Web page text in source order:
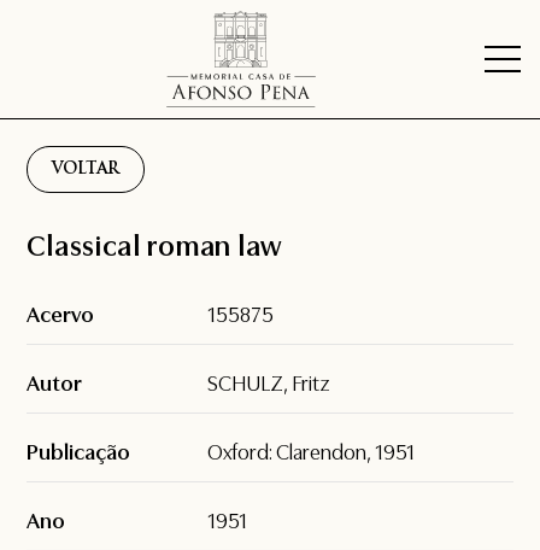
VOLTAR
Classical roman law
Acervo 155875
Autor SCHULZ, Fritz
Publicação Oxford: Clarendon, 1951
Ano 1951